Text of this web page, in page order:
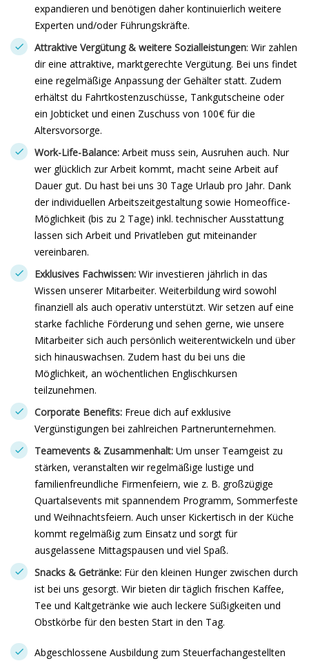
expandieren und benötigen daher kontinuierlich weitere
Experten und/oder Führungskräfte.
Attraktive Vergütung & weitere Sozialleistungen: Wir zahlen
dir eine attraktive, marktgerechte Vergütung. Bei uns findet
eine regelmäßige Anpassung der Gehälter statt. Zudem
erhältst du Fahrtkostenzuschüsse, Tankgutscheine oder
ein Jobticket und einen Zuschuss von 100€ für die
Altersvorsorge.
Work-Life-Balance: Arbeit muss sein, Ausruhen auch. Nur
wer glücklich zur Arbeit kommt, macht seine Arbeit auf
Dauer gut. Du hast bei uns 30 Tage Urlaub pro Jahr. Dank
der individuellen Arbeitszeitgestaltung sowie Homeoffice-
Möglichkeit (bis zu 2 Tage) inkl. technischer Ausstattung
lassen sich Arbeit und Privatleben gut miteinander
vereinbaren.
Exklusives Fachwissen: Wir investieren jährlich in das
Wissen unserer Mitarbeiter. Weiterbildung wird sowohl
finanziell als auch operativ unterstützt. Wir setzen auf eine
starke fachliche Förderung und sehen gerne, wie unsere
Mitarbeiter sich auch persönlich weiterentwickeln und über
sich hinauswachsen. Zudem hast du bei uns die
Möglichkeit, an wöchentlichen Englischkursen
teilzunehmen.
Corporate Benefits: Freue dich auf exklusive
Vergünstigungen bei zahlreichen Partnerunternehmen.
Teamevents & Zusammenhalt: Um unser Teamgeist zu
stärken, veranstalten wir regelmäßige lustige und
familienfreundliche Firmenfeiern, wie z. B. großzügige
Quartalsevents mit spannendem Programm, Sommerfeste
und Weihnachtsfeiern. Auch unser Kickertisch in der Küche
kommt regelmäßig zum Einsatz und sorgt für
ausgelassene Mittagspausen und viel Spaß.
Snacks & Getränke: Für den kleinen Hunger zwischen durch
ist bei uns gesorgt. Wir bieten dir täglich frischen Kaffee,
Tee und Kaltgetränke wie auch leckere Süßigkeiten und
Obstkörbe für den besten Start in den Tag.
Abgeschlossene Ausbildung zum Steuerfachangestellten